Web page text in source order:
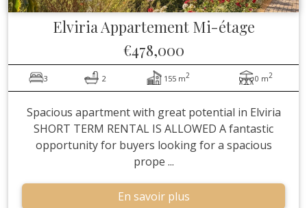
Elviria Appartement Mi-étage
€478,000
3 2 155 m2 0 m2
Spacious apartment with great potential in Elviria
SHORT TERM RENTAL IS ALLOWED A fantastic
opportunity for buyers looking for a spacious
prope ...
En savoir plus